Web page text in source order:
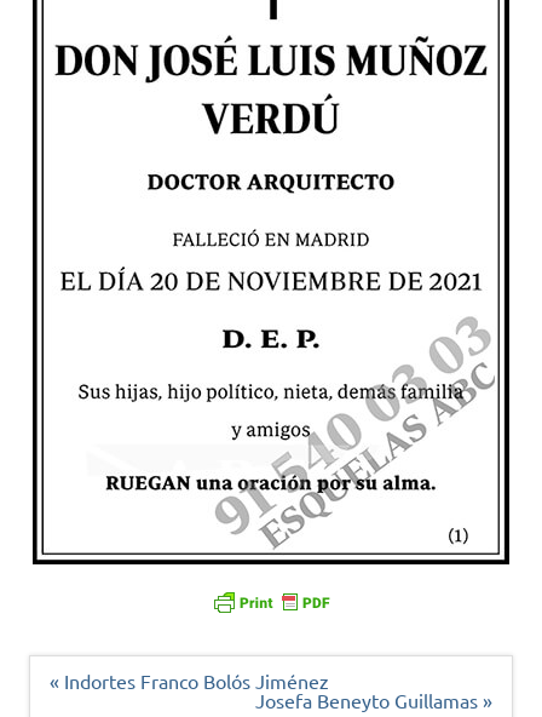
Navegación
« Indortes Franco Bolós Jiménez
Josefa Beneyto Guillamas »